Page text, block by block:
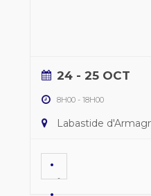
24 - 25 OCT
8H00- 18H00
Labastide